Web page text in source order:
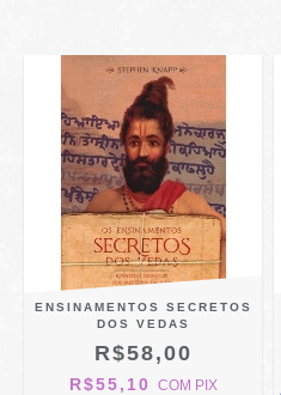
ENSINAMENTOS SECRETOS
DOS VEDAS
R$58,00
R$55,10 COM PIX